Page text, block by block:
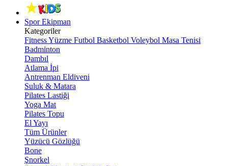
Spor Ekipman
Kategoriler
FitnessYüzme Futbol Basketbol Voleybol Masa Tenisi
Badminton
Dambıl
Atlama İpi
Antrenman Eldiveni
Suluk & Matara
Pilates Lastiği
Yoga Mat
Pilates Topu
El Yayı
Tüm Ürünler
Yüzücü Gözlüğü
Bone
Şnorkel